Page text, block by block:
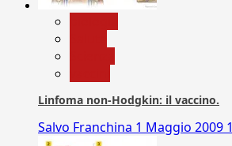
Linfoma non-Hodgkin: il vaccino.
Salvo Franchina 1 Maggio 2009